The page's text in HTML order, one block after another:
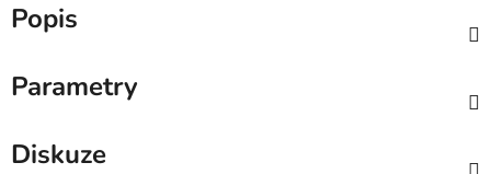
Popis
Parametry
Diskuze